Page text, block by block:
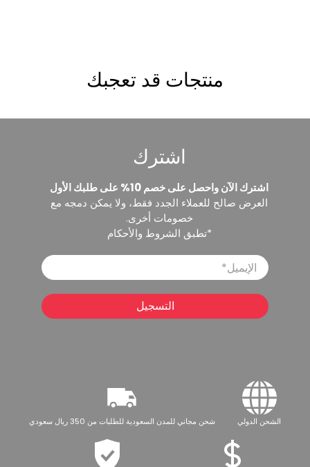
منتجات قد تعجبك
اشترك
اشترك الآن واحصل على خصم 10% على طلبك الأول
العرض صالح للعملاء الجدد فقط، ولا يمكن دمجه مع
خصومات أخرى.
*تطبق الشروط والأحكام
الإيميل
التسجيل
الشحن الدولي شحن مجاني للمدن السعودية للطلبات من 350 ريال سعودي